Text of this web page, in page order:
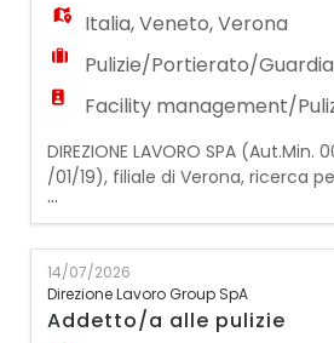
Italia,Veneto,Verona
Pulizie/Portierato/
Facility management/
DIREZIONE LAVORO SPA (Aut.Min.
/01/19), filiale di Verona, ricerca
cliente del settore pulizie, un/
ADDETTO/A PULIZIE Mansioni: -
sanificazione di: uffici, scale
aree comuni, palestre, sale
studi medici - Utilizzo e corretta
dei prodotti e delle attrezzature pe
...
14/07/2026
Direzione Lavoro Group SpA
Addetto/a alle pulizie